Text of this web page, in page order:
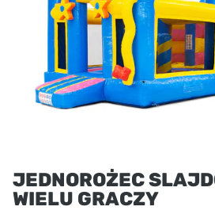
JEDNOROŻEC
WIELU GRACZY